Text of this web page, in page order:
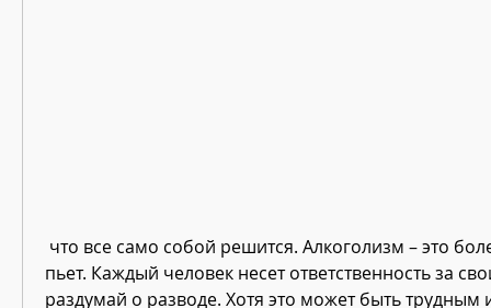
пьет. Каждый человек несет ответственность за
раздумай о разводе. Хотя это может быть